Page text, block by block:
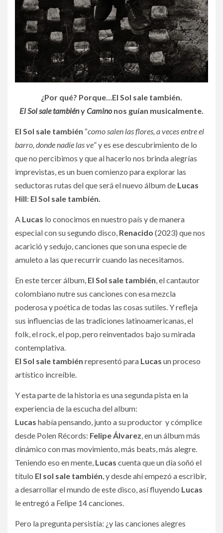
¿Por qué? Porque…El Sol sale también.
El Sol sale tambiényCaminonos guían musicalmente.
El Sol sale también “como salen las flores, a veces entre el
barro, donde nadie las ve” y es ese descubrimiento de lo
que no percibimos y que al hacerlo nos brinda alegrías
imprevistas, es un buen comienzo para explorar las
seductoras rutas del que será el nuevo álbum de Lucas
Hill: El Sol sale también.
A Lucas lo conocimos en nuestro país y de manera
especial con su segundo disco, Renacido (2023) que nos
acarició y sedujo, canciones que son una especie de
amuleto a las que recurrir cuando las necesitamos.
En este tercer álbum, El Sol sale también, el cantautor
colombiano nutre sus canciones con esa mezcla
poderosa y poética de todas las cosas sutiles. Y refleja
sus influencias de las tradiciones latinoamericanas, el
folk, el rock, el pop, pero reinventados bajo su mirada
contemplativa.
El Sol sale también representó para Lucas un proceso
artístico increíble.
Y esta parte de la historia es una segunda pista en la
experiencia de la escucha del album:
Lucas había pensando, junto a su productor y cómplice
desde Polen Récords: Felipe Álvarez, en un álbum más
dinámico con mas movimiento, más beats, más alegre.
Teniendo eso en mente, Lucas cuenta que un día soñó el
título El sol sale también, y desde ahí empezó a escribir,
a desarrollar el mundo de este disco, así fluyendo Lucas
le entregó a Felipe 14 canciones.
Pero la pregunta persistía: ¿y las canciones alegres